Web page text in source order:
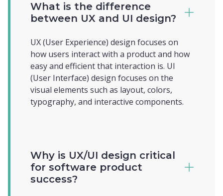
What is the difference
between UX and UI design?
UX (User Experience) design focuses on
how users interact with a product and how
easy and efficient that interaction is. UI
(User Interface) design focuses on the
visual elements such as layout, colors,
typography, and interactive components.
Why is UX/UI design critical
for software product
success?